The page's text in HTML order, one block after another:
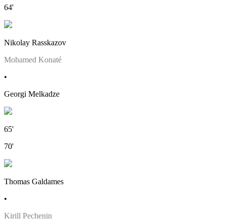
64'
Nikolay Rasskazov
Mohamed Konaté
•
Georgi Melkadze
65'
70'
Thomas Galdames
•
Kirill Pechenin